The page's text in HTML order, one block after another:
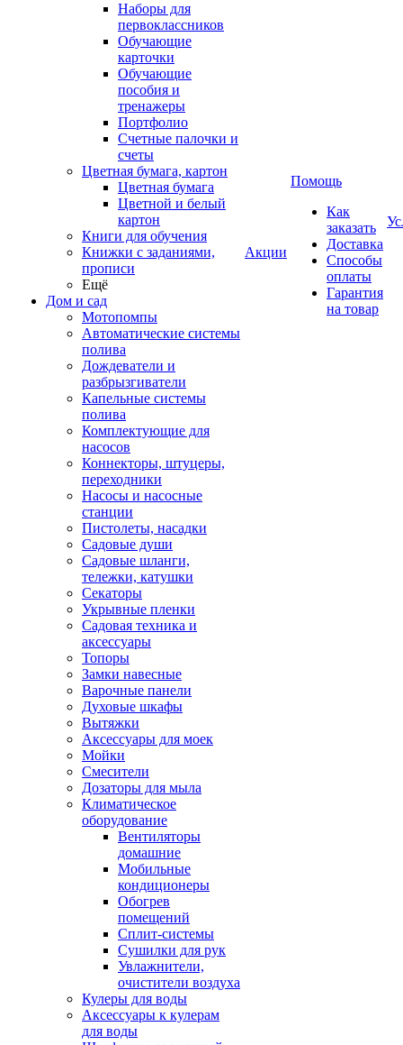
Наборы для
первоклассников
Обучающие
карточки
Обучающие
пособия и
тренажеры
Портфолио
Счетные палочки и
счеты
Цветная бумага, картон
Цветная бумага
Цветной и белый
картон
Книги для обучения
Книжки с заданиями,
прописи
Ещё
Дом и сад
Мотопомпы
Автоматические системы
полива
Дождеватели и
разбрызгиватели
Капельные системы
полива
Комплектующие для
насосов
Коннекторы, штуцеры,
переходники
Насосы и насосные
станции
Пистолеты, насадки
Садовые души
Садовые шланги,
тележки, катушки
Секаторы
Укрывные пленки
Садовая техника и
аксессуары
Топоры
Замки навесные
Варочные панели
Духовые шкафы
Вытяжки
Аксессуары для моек
Мойки
Смесители
Дозаторы для мыла
Климатическое
оборудование
Вентиляторы
домашние
Мобильные
кондиционеры
Обогрев
помещений
Сплит-системы
Сушилки для рук
Увлажнители,
очистители воздуха
Кулеры для воды
Аксессуары к кулерам
для воды
Акции
Помощь
Как
заказать
Доставка
Способы
оплаты
Гарантия
на товар